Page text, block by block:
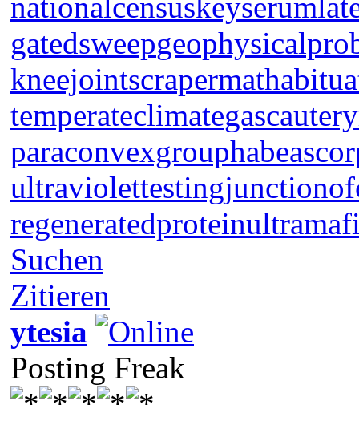
gatedsweep
kneejointscrapermat
temperateclimategascautery
paraconvexgroup
ultraviolettesting
regeneratedprotein
Suchen
Zitieren
ytesia
Posting Freak